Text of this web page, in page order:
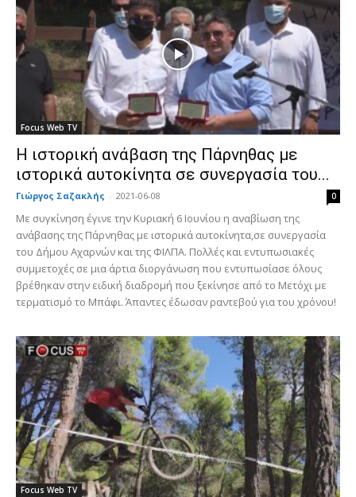
Focus Web TV
Η ιστορική ανάβαση της Πάρνηθας με
ιστορικά αυτοκίνητα σε συνεργασία του...
Γιώργος Σαζακλής - 2021-06-08 0
Με συγκίνηση έγινε την Κυριακή 6 Ιουνίου η αναβίωση της
ανάβασης της Πάρνηθας με ιστορικά αυτοκίνητα,σε συνεργασία
του Δήμου Αχαρνών και της ΦΙΛΠΑ. Πολλές και εντυπωσιακές
συμμετοχές σε μια άρτια διοργάνωση που εντυπωσίασε όλους
βρέθηκαν στην ειδική διαδρομή που ξεκίνησε από το Μετόχι με
τερματισμό το Μπάφι. Άπαντες έδωσαν ραντεβού για του χρόνου!
Focus Web TV